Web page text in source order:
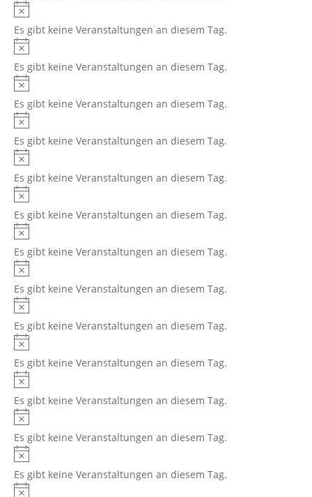
Hinweis
Es gibt keine Veranstaltungen an diesem Tag.
Hinweis
Es gibt keine Veranstaltungen an diesem Tag.
Hinweis
Es gibt keine Veranstaltungen an diesem Tag.
Hinweis
Es gibt keine Veranstaltungen an diesem Tag.
Hinweis
Es gibt keine Veranstaltungen an diesem Tag.
Hinweis
Es gibt keine Veranstaltungen an diesem Tag.
Hinweis
Es gibt keine Veranstaltungen an diesem Tag.
Hinweis
Es gibt keine Veranstaltungen an diesem Tag.
Hinweis
Es gibt keine Veranstaltungen an diesem Tag.
Hinweis
Es gibt keine Veranstaltungen an diesem Tag.
Hinweis
Es gibt keine Veranstaltungen an diesem Tag.
Hinweis
Es gibt keine Veranstaltungen an diesem Tag.
Hinweis
Es gibt keine Veranstaltungen an diesem Tag.
Hinweis